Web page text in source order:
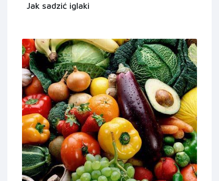
Jak sadzić iglaki